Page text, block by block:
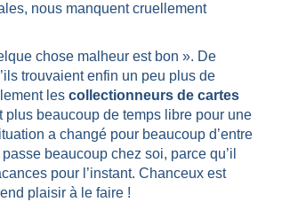
nous manquent cruellement
chose malheur est bon ». De
trouvaient enfin un peu plus de
les collectionneurs de cartes
beaucoup de temps libre pour une
a changé pour beaucoup d’entre
beaucoup chez soi, parce qu’il
pour l’instant. Chanceux est
plaisir à le faire !